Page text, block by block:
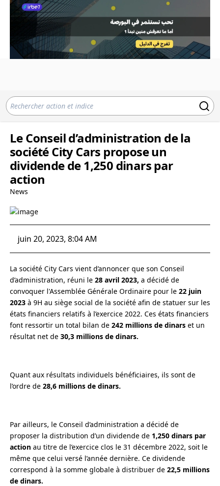
Le Conseil d’administration de la
société City Cars propose un
dividende de 1,250 dinars par
action
News
juin 20, 2023, 8:04 AM
La société City Cars vient d’annoncer que son Conseil
d’administration, réuni le 28 avril 2023, a décidé de
convoquer l'Assemblée Générale Ordinaire pour le 22 juin
2023 à 9H au siège social de la société afin de statuer sur les
états financiers relatifs à l’exercice 2022. Ces états financiers
font ressortir un total bilan de 242 millions de dinars et un
résultat net de 30,3 millions de dinars.
Quant aux résultats individuels bénéficiaires, ils sont de
l’ordre de 28,6 millions de dinars.
Par ailleurs, le Conseil d’administration a décidé de
proposer la distribution d’un dividende de 1,250 dinars par
action au titre de l’exercice clos le 31 décembre 2022, soit le
même que celui versé l’année dernière. Ce dividende
correspond à la somme globale à distribuer de 22,5 millions
de dinars.